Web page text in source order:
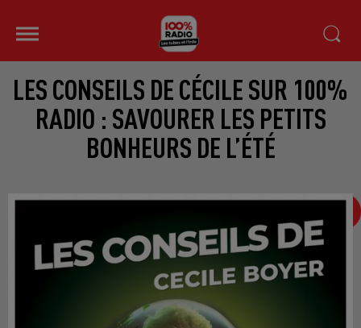
LES CONSEILS DE CÉCILE SUR 100%
RADIO : SAVOURER LES PETITS
BONHEURS DE L’ÉTÉ